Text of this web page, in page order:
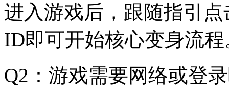
进入游戏后，跟随指引
ID即可开始核心变身流程
Q2：游戏需要网络或登